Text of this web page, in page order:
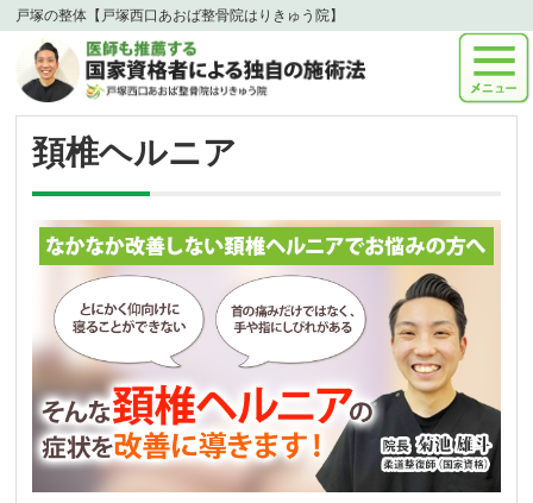
戸塚の整体【戸塚西口あおば整骨院はりきゅう院】
頚椎ヘルニア